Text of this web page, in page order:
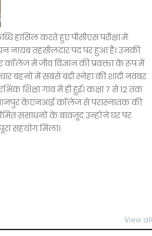
हासिल करते हुए पीसीएस परीक्षा में
नायब तहसीलदार पद पर हुआ है। उनकी
में जीव विज्ञान की प्रवक्ता के रूप में
बहनों में सबसे बड़ी स्नेहा की शादी नवंबर
शिक्षा गांव में ही हुई। कक्षा 7 से 12 तक
केएनआई कॉलेज से परास्नातक की
संसाधनों के बावजूद उन्होंने घर पर
सहयोग मिला।
View all